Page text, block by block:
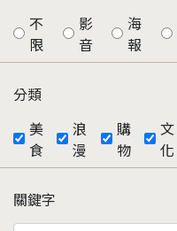
不
限
影
音
海
報
分類
美
食
浪
漫
購
物
文
化
關鍵字